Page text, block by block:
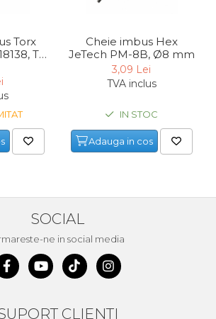
Torx
T9
Cheie imbus Hex
JeTech PM-8B, Ø8 mm
3,09 Lei
TVA inclus
IN STOC
Adauga in cos
SOCIAL
ne in social media
CLIENTI